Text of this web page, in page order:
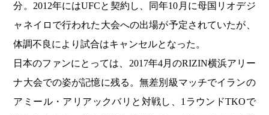
分。2012年にはUFCと契約し、同年10月に母国リオデジ
ャネイロで行われた大会への出場が予定されていたが、
体調不良により試合はキャンセルとなった。
日本のファンにとっては、2017年4月のRIZIN横浜アリー
ナ大会での姿が記憶に残る。無差別級マッチでイランの
アミール・アリアックバリと対戦し、1ラウンドTKOで